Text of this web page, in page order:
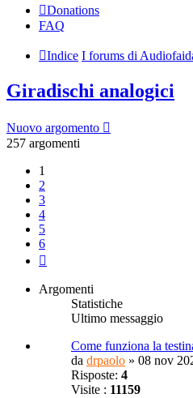
Donations
FAQ
Indice I forums di
Giradischi analogici
Nuovo argomento
257 argomenti
1
2
3
4
5
6
Argomenti
Statistiche
Ultimo messaggio
Come funziona la
da drpaolo » 08 nov
Risposte: 4
Visite : 11159